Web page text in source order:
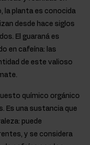
la planta es conocida
desde hace siglos
El guaraná es
en cafeína: las
de este valioso
químico orgánico
Es una sustancia que
puede
y se considera